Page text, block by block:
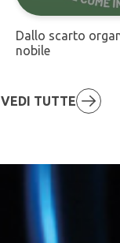
Dallo scarto
nobile
VEDI TUTTE